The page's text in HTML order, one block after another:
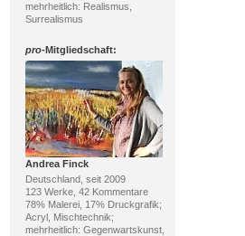
mehrheitlich: Realismus,
Surrealismus
pro-Mitgliedschaft:
Andrea Finck
Deutschland, seit 2009
123 Werke, 42 Kommentare
78% Malerei, 17% Druckgrafik;
Acryl, Mischtechnik;
mehrheitlich: Gegenwartskunst,